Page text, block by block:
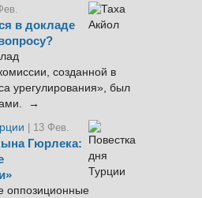
в докладе
созданной в
урегулирования», был
→
| 13 Фев.
Гюрлека:
оппозиционные